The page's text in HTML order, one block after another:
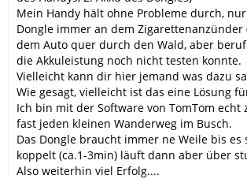
Mein Handy hält ohne Probleme durch,
Dongle immer an dem
dem Auto quer durch den Wald, aber
die Akkuleistung noch nicht testen konnte.
Vielleicht kann dir hier jemand was dazu
Wie gesagt, vielleicht ist das eine Lösung
Ich bin mit der Software von TomTom echt
fast jeden kleinen Wanderweg im Busch.
Das Dongle braucht immer ne Weile bis es
koppelt (ca.1-3min) läuft dann aber über
Also weiterhin viel Erfolg....